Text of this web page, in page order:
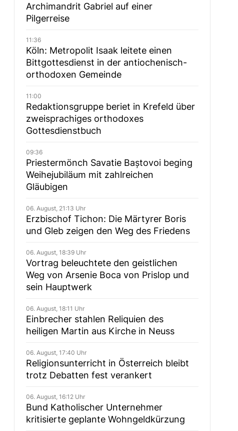
Archimandrit Gabriel auf einer
Pilgerreise
11:36
Köln: Metropolit Isaak leitete einen
Bittgottesdienst in der antiochenisch-
orthodoxen Gemeinde
11:00
Redaktionsgruppe beriet in Krefeld über
zweisprachiges orthodoxes
Gottesdienstbuch
09:36
Priestermönch Savatie Baștovoi beging
Weihejubiläum mit zahlreichen
Gläubigen
06. August, 21:13 Uhr
Erzbischof Tichon: Die Märtyrer Boris
und Gleb zeigen den Weg des Friedens
06. August, 18:39 Uhr
Vortrag beleuchtete den geistlichen
Weg von Arsenie Boca von Prislop und
sein Hauptwerk
06. August, 18:11 Uhr
Einbrecher stahlen Reliquien des
heiligen Martin aus Kirche in Neuss
06. August, 17:40 Uhr
Religionsunterricht in Österreich bleibt
trotz Debatten fest verankert
06. August, 16:12 Uhr
Bund Katholischer Unternehmer
kritisierte geplante Wohngeldkürzung